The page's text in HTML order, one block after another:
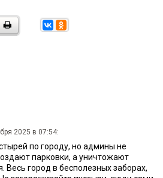
2025 в 07:54:
по городу, но админы не
парковки, а уничтожают
город в бесполезных заборах,